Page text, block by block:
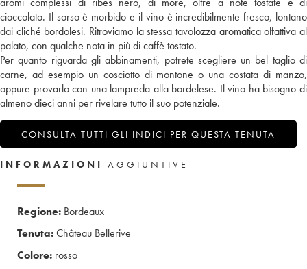
cioccolato. Il sorso è morbido e il vino è incredibilmente fresco, lontano
dai cliché bordolesi. Ritroviamo la stessa tavolozza aromatica olfattiva al
palato, con qualche nota in più di caffè tostato.
Per quanto riguarda gli abbinamenti, potrete scegliere un bel taglio di
carne, ad esempio un cosciotto di montone o una costata di manzo,
oppure provarlo con una lampreda alla bordelese. Il vino ha bisogno di
almeno dieci anni per rivelare tutto il suo potenziale.
CONSULTA TUTTI GLI INDICI PER QUESTA TENUTA
INFORMAZIONI AGGIUNTIVE
Regione: Bordeaux
Tenuta:Château Bellerive
Colore: rosso